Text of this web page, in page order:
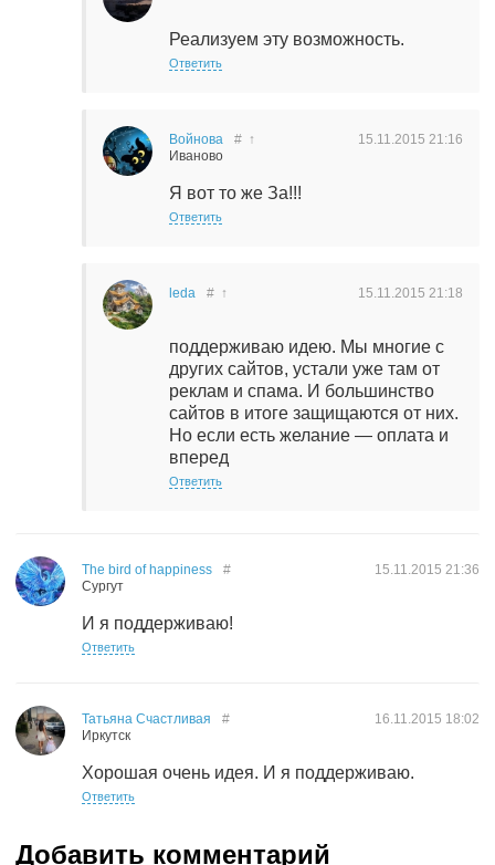
Реализуем эту возможность.
Ответить
Войнова
Иваново
15.11.2015 21:16
# ↑
Я вот то же За!!!
Ответить
leda 15.11.2015 21:18
# ↑
поддерживаю идею. Мы многие с
других сайтов, устали уже там от
реклам и спама. И большинство
сайтов в итоге защищаются от них.
Но если есть желание — оплата и
вперед
Ответить
The bird of happiness
Сургут
15.11.2015 21:36
#
И я поддерживаю!
Ответить
Татьяна Счастливая
Иркутск
16.11.2015 18:02
#
Хорошая очень идея. И я поддерживаю.
Ответить